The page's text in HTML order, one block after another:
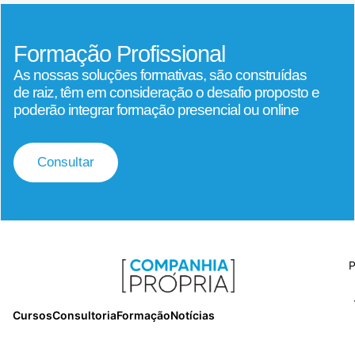
Formação Profissional
As nossas soluções formativas, são construídas
de raiz, têm em consideração o desafio proposto e
poderão integrar formação presencial ou online
Consultar
CursosConsultoriaFormaçãoNotícias